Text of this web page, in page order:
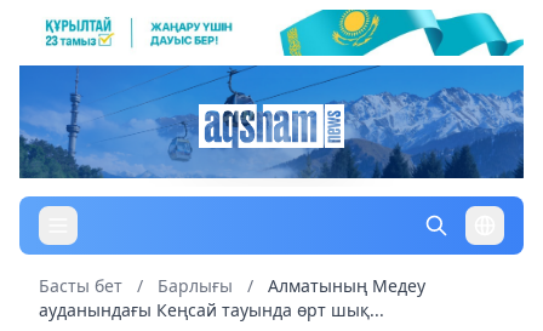
Басты бет / Барлығы /
Алматының Медеу
ауданындағы Кеңсай тауында өрт шық...